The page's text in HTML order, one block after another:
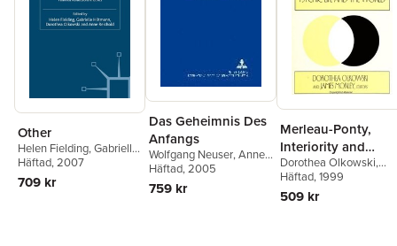
Other
Helen Fielding,Gabrielle
Hiltmann,Dorothea
Olkowski
Häftad, 2007
709 kr
Das Geheimnis Des
Anfangs
Wolfgang Neuser,Anne
Reichold
Häftad, 2005
759 kr
Merleau-Ponty,
Interiority and
Exteriority, Psychic
Life and the World
Dorothea Olkowski,
James Morley
Häftad, 1999
509 kr